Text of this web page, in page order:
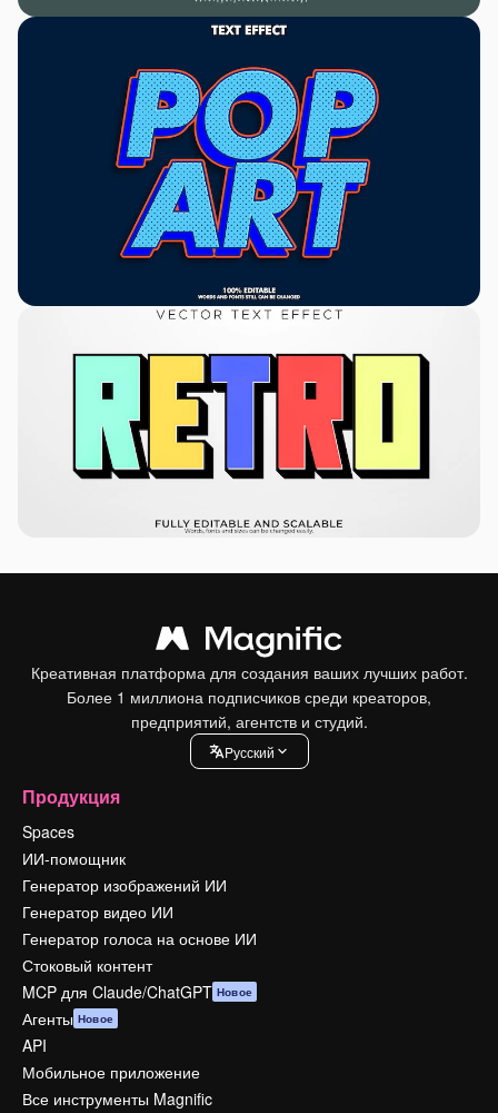
Креативная платформа для создания ваших лучших работ.
Более 1 миллиона подписчиков среди креаторов,
предприятий, агентств и студий.
Pусский
Продукция
Spaces
ИИ-помощник
Генератор изображений ИИ
Генератор видео ИИ
Генератор голоса на основе ИИ
Стоковый контент
MCP для Claude/ChatGPT Новое
Агенты Новое
API
Мобильное приложение
Все инструменты Magnific